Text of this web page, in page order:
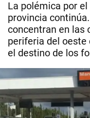
La polémica por
provincia
concentran en las
periferia del oeste
el destino de los